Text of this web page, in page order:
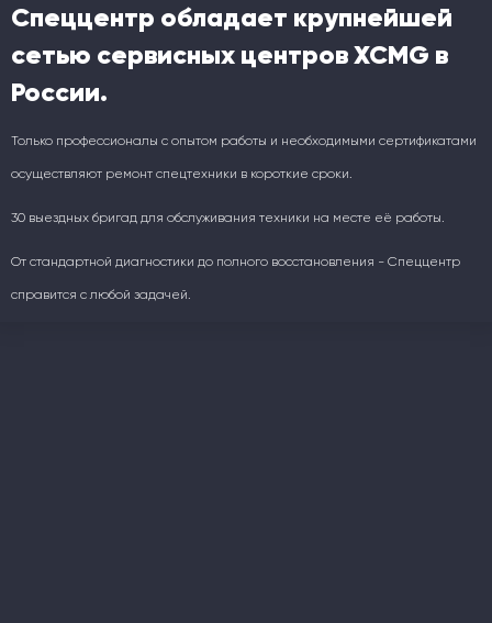
Спеццентр обладает крупнейшей
сетью сервисных центров XCMG в
России.
Только профессионалы с опытом работы и необходимыми сертификатами
осуществляют ремонт спецтехники в короткие сроки.
30 выездных бригад для обслуживания техники на месте её работы.
От стандартной диагностики до полного восстановления - Спеццентр
справится с любой задачей.